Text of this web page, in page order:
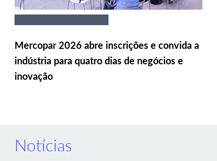
Mercopar 2026 abre inscrições e convida a
indústria para quatro dias de negócios e
inovação
Notícias